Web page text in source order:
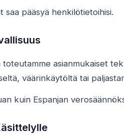
pääsyä henkilötietoihisi.
toteutamme asianmukaiset
väärinkäytöltä tai
kuin Espanjan